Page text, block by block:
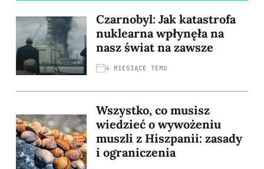
Czarnobyl: Jak katastrofa
nuklearna wpłynęła na
nasz świat na zawsze
4 MIESIĄCE TEMU
Wszystko, co musisz
wiedzieć o wywożeniu
muszli z Hiszpanii: zasady
i ograniczenia